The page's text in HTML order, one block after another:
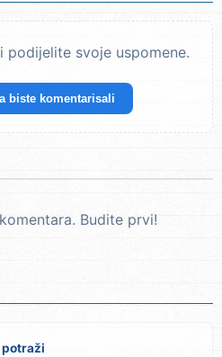
podijelite svoje uspomene.
biste komentarisali
Budite prvi!
potraži